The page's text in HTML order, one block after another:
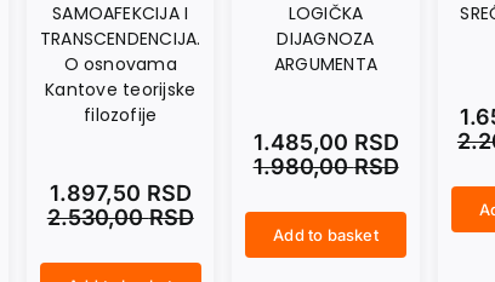
SAMOAFEKCIJA I
TRANSCENDENCIJA.
O osnovama
Kantove teorijske
filozofije
2.530,00RSD
1.897,50 RSD
LOGIČKA
DIJAGNOZA
ARGUMENTA
1.980,00RSD
1.485,00 RSD
Add to basket